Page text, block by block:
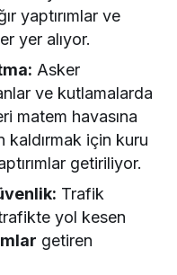
yaptırımlar ve
yer alıyor.
Asker
ve kutlamalarda
matem havasına
kaldırmak için kuru
getiriliyor.
Trafik
yol kesen
getiren